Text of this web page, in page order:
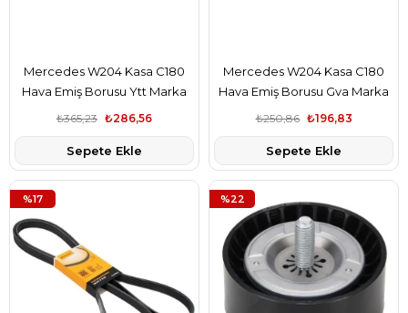
Mercedes W204 Kasa C180
Hava Emiş Borusu Ytt Marka
A2710901929
₺286,56
₺365,23
Sepete Ekle
Mercedes W204 Kasa C180
Hava Emiş Borusu Gva Marka
A2710901929
₺196,83
₺250,86
Sepete Ekle
%17 %22